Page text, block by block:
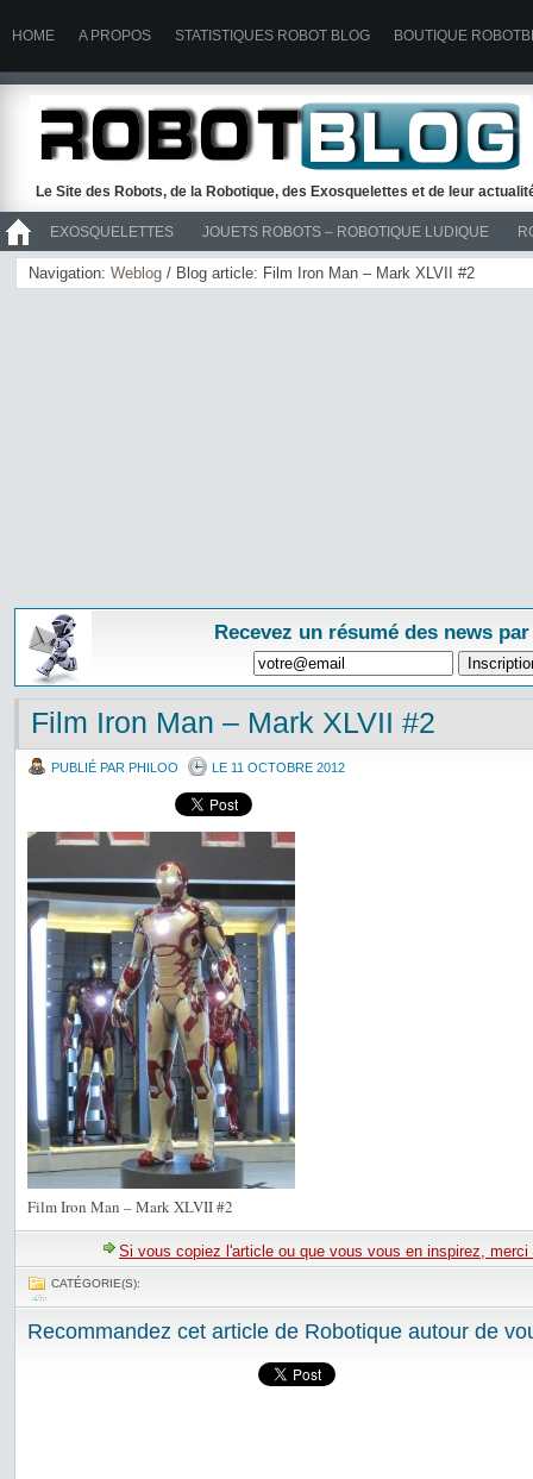
HOME A PROPOS STATISTIQUES ROBOT BLOG BOUTIQUE
Le Site des Robots, de la Robotique, des Exosquelettes et de leur
EXOSQUELETTES JOUETS ROBOTS – ROBOTIQUE LUDIQUE
>> ROBOTS
Navigation: Weblog / Blog article: Film Iron Man – Mark XLVII #2
Recevez un résumé des news
Film Iron Man – Mark XLVII #2
PUBLIÉ PAR PHILOO LE 11 OCTOBRE 2012
Film Iron Man – Mark XLVII #2
Si vous copiez l'article ou que vous vous en inspirez,
CATÉGORIE(S):
Recommandez cet article de Robotique autour de